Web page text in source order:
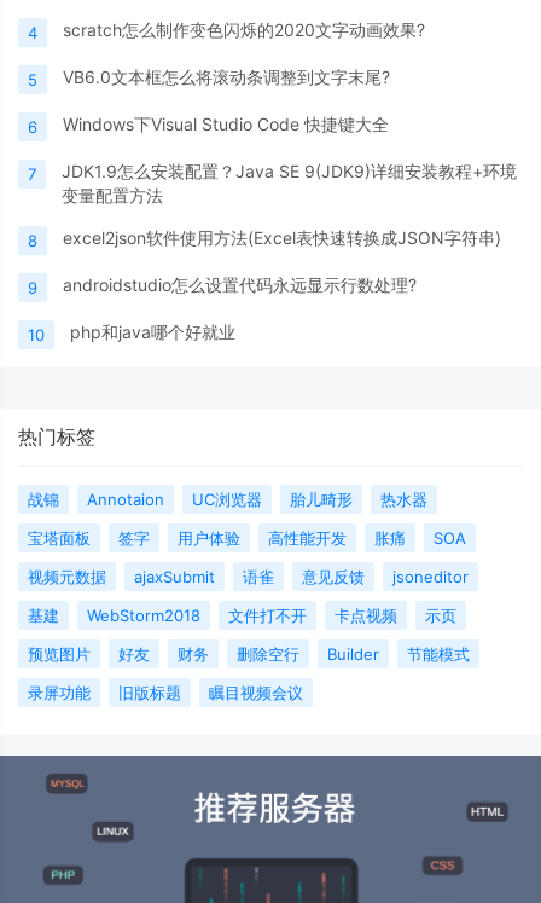
4 scratch怎么制作变色闪烁的2020文字动画效果?
5 VB6.0文本框怎么将滚动条调整到文字末尾?
6 Windows下Visual Studio Code 快捷键大全
7
JDK1.9怎么安装配置？Java SE 9(JDK9)详细安装教程+环境
变量配置方法
8 excel2json软件使用方法(Excel表快速转换成JSON字符串)
9 androidstudio怎么设置代码永远显示行数处理?
10 php和java哪个好就业
热门标签
战锦 Annotaion UC浏览器 胎儿畸形
热水器
宝塔面板
签字 用户体验 高性能开发 胀痛
SOA
视频元数据
ajaxSubmit 语雀 意见反馈
jsoneditor
基建
WebStorm2018 文件打不开 卡点视频
示页
预览图片
好友 财务 删除空行 Builder
节能模式
录屏功能
旧版标题 瞩目视频会议